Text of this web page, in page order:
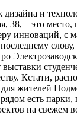
и
38, – это место,
инноваций, с
выставки
Кстати,
для жителей
есть парки,
на свежем